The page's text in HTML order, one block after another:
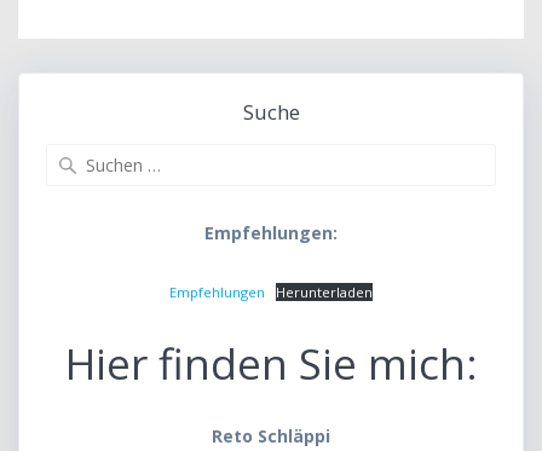
Suche
Empfehlungen:
Empfehlungen Herunterladen
Hier finden Sie mich:
Reto Schläppi